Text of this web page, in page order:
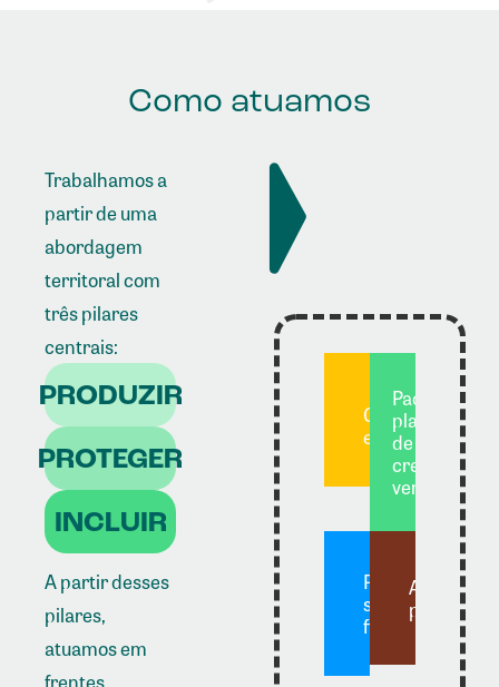
Como atuamos
Trabalhamos a
partir de uma
abordagem
territoral com
três pilares
centrais:
PRODUZIR
PROTEGER
INCLUIR
A partir desses
pilares,
atuamos em
frentes
Conectar
empresas
Pactuar
planos
de
crescimento
verde
Propor
soluções
financeiras
Apoiar